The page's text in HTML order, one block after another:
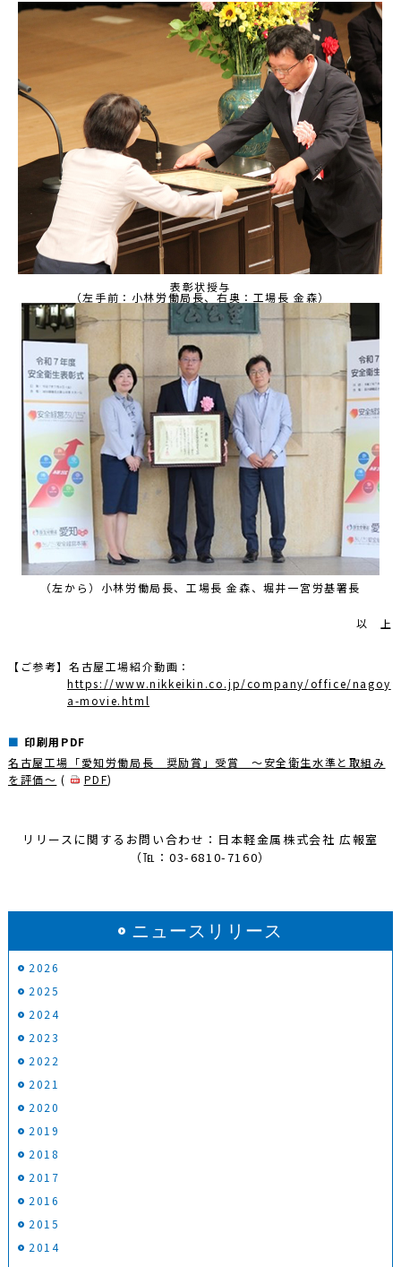
表彰状授与
（左手前：小林労働局長、右奥：工場長 金森）
（左から）小林労働局長、工場長 金森、堀井一宮労基署長
以 上
【ご参考】名古屋工場紹介動画：
https://www.nikkeikin.co.jp/company/office/nagoy
a-movie.html
印刷用PDF
名古屋工場「愛知労働局長 奨励賞」受賞 ～安全衛生水準と取組み
を評価～ ( PDF)
リリースに関するお問い合わせ：日本軽金属株式会社 広報室
（℡：03-6810-7160）
ニュースリリース
2026
2025
2024
2023
2022
2021
2020
2019
2018
2017
2016
2015
2014